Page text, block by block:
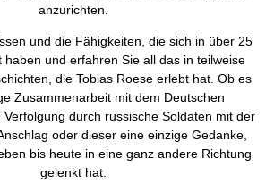
anzurichten.
und die Fähigkeiten, die sich in über 25
haben und erfahren Sie all das in teilweise
die Tobias Roese erlebt hat. Ob es
Zusammenarbeit mit dem Deutschen
Verfolgung durch russische Soldaten mit der
oder dieser eine einzige Gedanke,
bis heute in eine ganz andere Richtung
gelenkt hat.